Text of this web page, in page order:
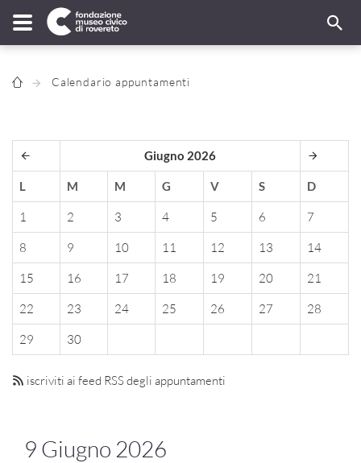
Calendario appuntamenti
Giugno 2026
L M M G V S D
1 2 3 4 5 6
7
8
9 10 11 12 13
14
15
16 17 18 19 20
21
22
23 24 25 26 27
28
29
30
iscriviti ai feed RSS degli appuntamenti
9 Giugno 2026